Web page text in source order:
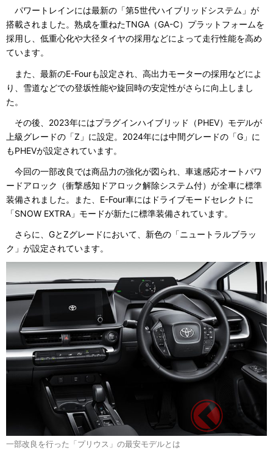
パワートレインには最新の「第5世代ハイブリッドシステム」が
搭載されました。熟成を重ねたTNGA（GA-C）プラットフォームを
採用し、低重心化や大径タイヤの採用などによって走行性能を高め
ています。
また、最新のE-Fourも設定され、高出力モーターの採用などによ
り、雪道などでの登坂性能や旋回時の安定性がさらに向上しまし
た。
その後、2023年にはプラグインハイブリッド（PHEV）モデルが
上級グレードの「Z」に設定。2024年には中間グレードの「G」に
もPHEVが設定されています。
今回の一部改良では商品力の強化が図られ、車速感応オートパワ
ードアロック（衝撃感知ドアロック解除システム付）が全車に標準
装備されました。また、E-Four車にはドライブモードセレクトに
「SNOW EXTRA」モードが新たに標準装備されています。
さらに、GとZグレードにおいて、新色の「ニュートラルブラッ
ク」が設定されています。
一部改良を行った「プリウス」の最安モデルとは